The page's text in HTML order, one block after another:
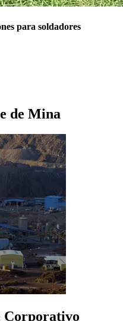
para soldadores
de Mina
Corporativo